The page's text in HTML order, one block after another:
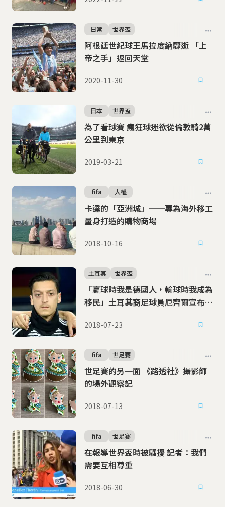
阿根廷世紀球王馬拉度納驟逝 「上
帝之手」返回天堂
日常 世界盃
2020-11-30
為了看球賽 瘋狂球迷欲從倫敦騎2萬
公里到東京
日本 世界盃
2019-03-21
卡達的「亞洲城」──專為海外移工
量身打造的購物商場
fifa 人權
2018-10-16
「贏球時我是德國人，輸球時我成為
移民」土耳其裔足球員厄齊爾宣布退
土耳其 世界盃
2018-07-23
世足賽的另一面 《路透社》攝影師
的場外觀察記
fifa 世足賽
2018-07-13
在報導世界盃時被騷擾 記者：我們
需要互相尊重
fifa 世足賽
2018-06-30